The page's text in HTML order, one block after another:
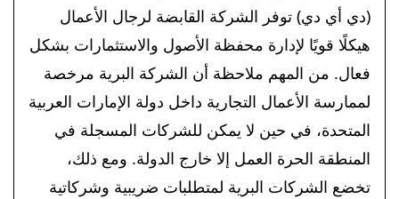
(دي أي دي) توفر الشركة القابضة لرجال الأعمال
هيكلًا قويًا لإدارة محفظة الأصول والاستثمارات بشكل
فعال. من المهم ملاحظة أن الشركة البرية مرخصة
لممارسة الأعمال التجارية داخل دولة الإمارات العربية
المتحدة، في حين لا يمكن للشركات المسجلة في
المنطقة الحرة العمل إلا خارج الدولة. ومع ذلك،
تخضع الشركات البرية لمتطلبات ضريبية وشركاتية